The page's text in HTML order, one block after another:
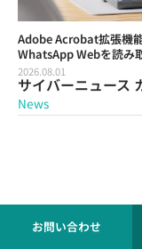
Adobe Acrobat拡張機
WhatsApp Webを読み
2026.08.01
サイバーニュース
News
お問い合わせ